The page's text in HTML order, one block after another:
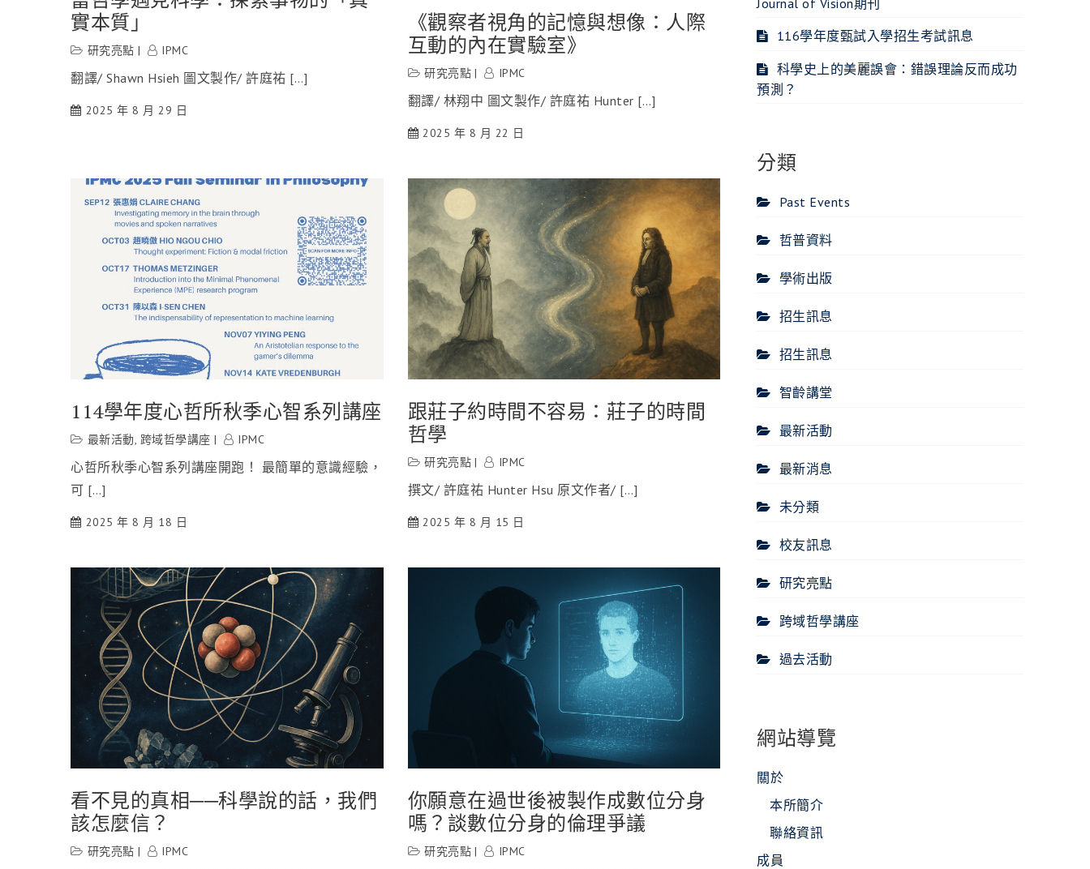
實本質」
研究亮點 IPMC
翻譯/ Shawn Hsieh 圖文製作/ 許庭祐 […]
2025 年 8 月 29 日
《觀察者視角的記憶與想像：人際
互動的內在實驗室》
研究亮點 IPMC
翻譯/ 林翔中 圖文製作/ 許庭祐 Hunter […]
2025 年 8 月 22 日
114學年度心哲所秋季心智系列講座
最新活動, 跨域哲學講座 IPMC
心哲所秋季心智系列講座開跑！ 最簡單的意識經驗，
可 […]
2025 年 8 月 18 日
跟莊子約時間不容易：莊子的時間
哲學
研究亮點 IPMC
撰文/ 許庭祐 Hunter Hsu 原文作者/ […]
2025 年 8 月 15 日
看不見的真相──科學說的話，我們
該怎麼信？
研究亮點 IPMC
你願意在過世後被製作成數位分身
嗎？談數位分身的倫理爭議
研究亮點 IPMC
Journal of Vision期刊
116學年度甄試入學招生考試訊息
科學史上的美麗誤會：錯誤理論反而成功
預測？
分類
Past Events
哲普資料
學術出版
招生訊息
招生訊息
智齡講堂
最新活動
最新消息
未分類
校友訊息
研究亮點
跨域哲學講座
過去活動
網站導覽
關於
本所簡介
聯絡資訊
成員